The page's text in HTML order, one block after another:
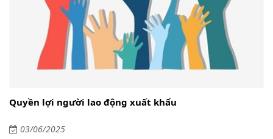
Quyền lợi người lao động xuất khẩu
03/06/2025